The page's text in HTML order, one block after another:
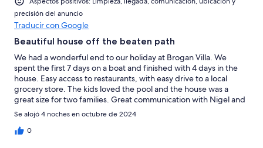
precisión del anuncio
Traducir con Google
Beautiful house off the beaten path
We had a wonderful end to our holiday at Brogan Villa. We
spent the first 7 days on a boat and finished with 4 days in the
house. Easy access to restaurants, with easy drive to a local
grocery store. The kids loved the pool and the house was a
great size for two families. Great communication with Nigel and
Debbie. We would definitely recommend this house for your
vacation here.
Se alojó 4 noches en octubre de 2024
0